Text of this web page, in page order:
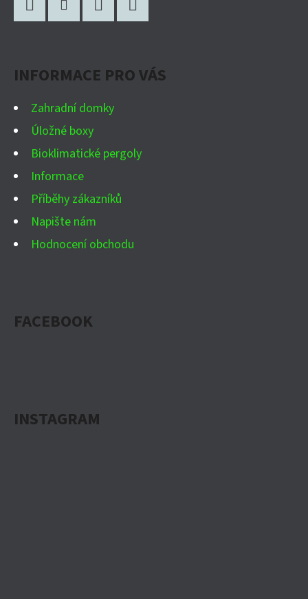
INFORMACE PRO VÁS
Zahradní domky
Úložné boxy
Bioklimatické pergoly
Informace
Příběhy zákazníků
Napište nám
Hodnocení obchodu
FACEBOOK
INSTAGRAM